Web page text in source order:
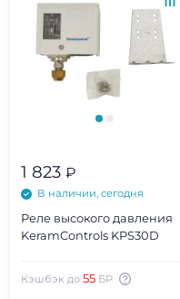
1 823 ₽
В наличии, сегодня
Реле высокого давления
KeramControls KPS30D
Кэшбэк до 55 БР